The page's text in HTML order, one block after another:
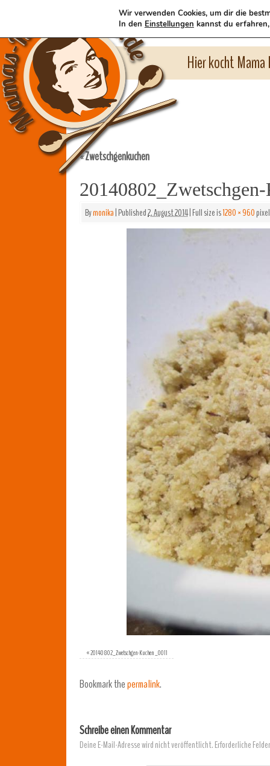
Hier kocht
«Zwetschgenkuchen
Bymonika|Published2. August 2014|Full size is1280 × 960
«20140802_Zwetschgen-Kuchen _0011
Bookmark thepermalink.
Schreibe einen Kommentar
Deine E-Mail-Adresse wird nicht veröffentlicht.Erforderliche
Wir verwenden Cookies, um dir die
In den Einstellungen kannst du